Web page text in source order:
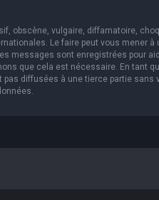
obscène, vulgaire, diffamatoire,
Le faire peut vous
messages sont enregistrées pour
que cela est nécessaire. En
diffusées à une tierce partie